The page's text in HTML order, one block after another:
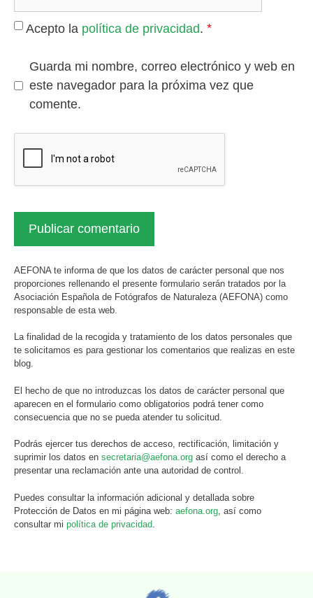
Acepto la política de privacidad. *
Guarda mi nombre, correo electrónico y web en
este navegador para la próxima vez que
comente.
AEFONA te informa de que los datos de carácter personal que nos
proporciones rellenando el presente formulario serán tratados por la
Asociación Española de Fotógrafos de Naturaleza (AEFONA) como
responsable de esta web.
La finalidad de la recogida y tratamiento de los datos personales que
te solicitamos es para gestionar los comentarios que realizas en este
blog.
El hecho de que no introduzcas los datos de carácter personal que
aparecen en el formulario como obligatorios podrá tener como
consecuencia que no se pueda atender tu solicitud.
Podrás ejercer tus derechos de acceso, rectificación, limitación y
suprimir los datos en secretaria@aefona.org así como el derecho a
presentar una reclamación ante una autoridad de control.
Puedes consultar la información adicional y detallada sobre
Protección de Datos en mi página web: aefona.org , así como
consultar mi política de privacidad